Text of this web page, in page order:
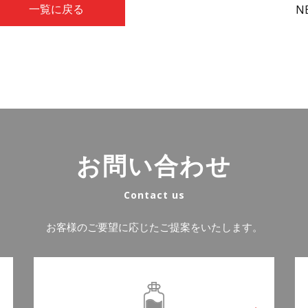
一覧に戻る
お問い合わせ
Contact us
お客様のご要望に応じたご提案をいたします。